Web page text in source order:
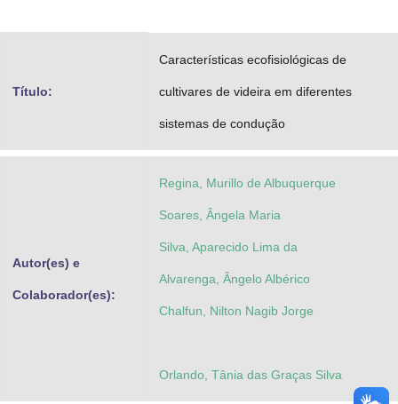
Planalto
Título:
Características ecofisiológicas de
cultivares de videira em diferentes
sistemas de condução
Autor(es) e
Colaborador(es):
Regina, Murillo de Albuquerque
Soares, Ângela Maria
Silva, Aparecido Lima da
Alvarenga, Ângelo Albérico
Chalfun, Nilton Nagib Jorge
Orlando, Tânia das Graças Silva